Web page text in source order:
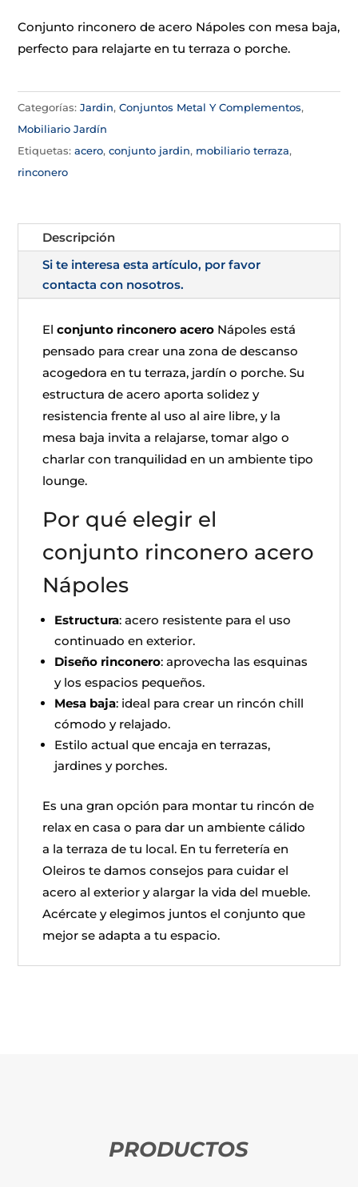
Conjunto rinconero de acero Nápoles con mesa baja,
perfecto para relajarte en tu terraza o porche.
Categorías:Jardin,Conjuntos Metal Y Complementos,
Mobiliario Jardín
Etiquetas:acero,conjunto jardin, mobiliario terraza,
rinconero
Descripción
Si te interesa esta artículo, por favor
contacta con nosotros.
Elconjunto rinconero acero Nápoles está
pensado para crear una zona de descanso
acogedora en tu terraza, jardín o porche. Su
estructura de acero aporta solidez y
resistencia frente al uso al aire libre, y la
mesa baja invita a relajarse, tomar algo o
charlar con tranquilidad en un ambiente tipo
lounge.
Por qué elegir el
conjunto rinconero acero
Nápoles
Estructura: acero resistente para el uso
continuado en exterior.
Diseño rinconero: aprovecha las esquinas
y los espacios pequeños.
Mesa baja: ideal para crear un rincón chill
cómodo y relajado.
Estilo actual que encaja en terrazas,
jardines y porches.
Es una gran opción para montar tu rincón de
relax en casa o para dar un ambiente cálido
a la terraza de tu local. En tu ferretería en
Oleiros te damos consejos para cuidar el
acero al exterior y alargar la vida del mueble.
Acércate y elegimos juntos el conjunto que
mejor se adapta a tu espacio.
PRODUCTOS